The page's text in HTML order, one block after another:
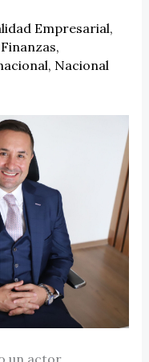
Empresarial,
Finanzas,
, Nacional
un actor